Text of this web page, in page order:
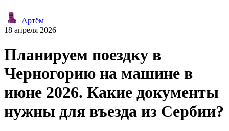
Артём
18 апреля 2026
Планируем поездку в
Черногорию на машине в
июне 2026. Какие документы
нужны для въезда из Сербии?